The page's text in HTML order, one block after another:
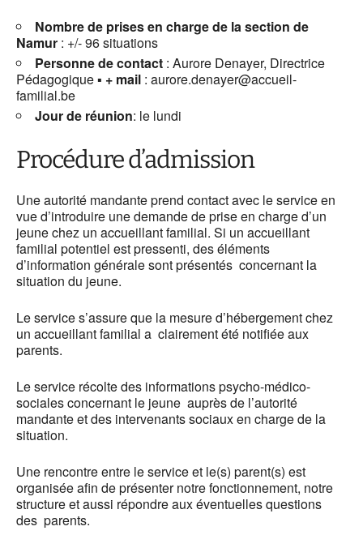
Nombre de prises en charge de la section de
Namur : +/- 96 situations
Personne de contact : Aurore Denayer, Directrice
Pédagogique▪ + mail : aurore.denayer@accueil-
familial.be
Jour de réunion: le lundi
Procédure d’admission
Une autorité mandante prend contact avec le service en
vue d’introduire une demande de prise en charge d’un
jeune chez un accueillant familial. Si un accueillant
familial potentiel est pressenti, des éléments
d’information générale sont présentés concernant la
situation du jeune.
Le service s’assure que la mesure d’hébergement chez
un accueillant familial a clairement été notifiée aux
parents.
Le service récolte des informations psycho-médico-
sociales concernant le jeune auprès de l’autorité
mandante et des intervenants sociaux en charge de la
situation.
Une rencontre entre le service et le(s) parent(s) est
organisée afin de présenter notre fonctionnement, notre
structure et aussi répondre aux éventuelles questions
des parents.